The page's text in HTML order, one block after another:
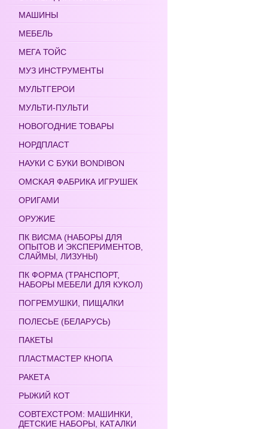
МАШИНЫ
МЕБЕЛЬ
МЕГА ТОЙС
МУЗ ИНСТРУМЕНТЫ
МУЛЬТГЕРОИ
МУЛЬТИ-ПУЛЬТИ
НОВОГОДНИЕ ТОВАРЫ
НОРДПЛАСТ
НАУКИ С БУКИ BONDIBON
ОМСКАЯ ФАБРИКА ИГРУШЕК
ОРИГАМИ
ОРУЖИЕ
ПК ВИСМА (НАБОРЫ ДЛЯ
ОПЫТОВ И ЭКСПЕРИМЕНТОВ,
СЛАЙМЫ, ЛИЗУНЫ)
ПК ФОРМА (ТРАНСПОРТ,
НАБОРЫ МЕБЕЛИ ДЛЯ КУКОЛ)
ПОГРЕМУШКИ, ПИЩАЛКИ
ПОЛЕСЬЕ (БЕЛАРУСЬ)
ПАКЕТЫ
ПЛАСТМАСТЕР КНОПА
РАКЕТА
РЫЖИЙ КОТ
СОВТЕХСТРОМ: МАШИНКИ,
ДЕТСКИЕ НАБОРЫ, КАТАЛКИ